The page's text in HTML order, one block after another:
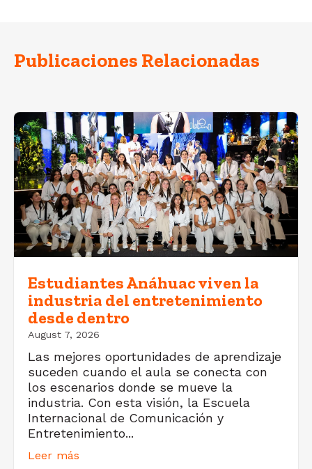
Publicaciones Relacionadas
Estudiantes Anáhuac viven la
industria del entretenimiento
desde dentro
August 7, 2026
Las mejores oportunidades de aprendizaje
suceden cuando el aula se conecta con
los escenarios donde se mueve la
industria. Con esta visión, la Escuela
Internacional de Comunicación y
Entretenimiento...
Leer más